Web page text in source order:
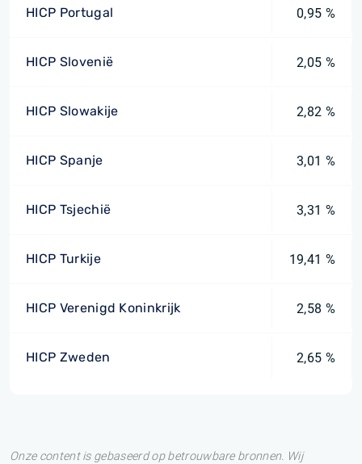
HICP Portugal 0,95 %
HICP Slovenië 2,05 %
HICP Slowakije 2,82 %
HICP Spanje 3,01 %
HICP Tsjechië 3,31 %
HICP Turkije 19,41 %
HICP Verenigd Koninkrijk 2,58 %
HICP Zweden 2,65 %
Onze content is gebaseerd op betrouwbare bronnen. Wij